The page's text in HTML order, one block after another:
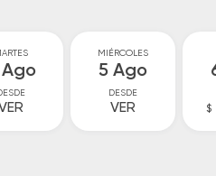
MIÉRCOLES
5 Ago
DESDE
VER $